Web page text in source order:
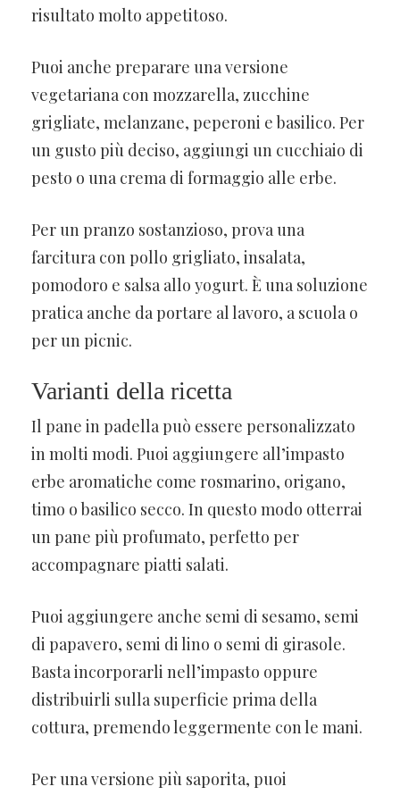
risultato molto appetitoso.
Puoi anche preparare una versione
vegetariana con mozzarella, zucchine
grigliate, melanzane, peperoni e basilico. Per
un gusto più deciso, aggiungi un cucchiaio di
pesto o una crema di formaggio alle erbe.
Per un pranzo sostanzioso, prova una
farcitura con pollo grigliato, insalata,
pomodoro e salsa allo yogurt. È una soluzione
pratica anche da portare al lavoro, a scuola o
per un picnic.
Varianti della ricetta
Il pane in padella può essere personalizzato
in molti modi. Puoi aggiungere all’impasto
erbe aromatiche come rosmarino, origano,
timo o basilico secco. In questo modo otterrai
un pane più profumato, perfetto per
accompagnare piatti salati.
Puoi aggiungere anche semi di sesamo, semi
di papavero, semi di lino o semi di girasole.
Basta incorporarli nell’impasto oppure
distribuirli sulla superficie prima della
cottura, premendo leggermente con le mani.
Per una versione più saporita, puoi